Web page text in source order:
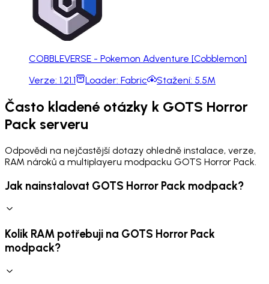
COBBLEVERSE - Pokemon Adventure [Cobblemon]
Verze: 1.21.1 Loader: Fabric Stažení: 5.5M
Často kladené otázky k GOTS Horror
Pack serveru
Odpovědi na nejčastější dotazy ohledně instalace, verze,
RAM nároků a multiplayeru modpacku GOTS Horror Pack.
Jak nainstalovat GOTS Horror Pack modpack?
Kolik RAM potřebuji na GOTS Horror Pack
modpack?